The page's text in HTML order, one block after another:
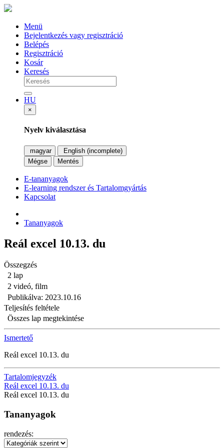
Menü
Bejelentkezés vagy regisztráció
Belépés
Regisztráció
Kosár
Keresés
HU
×
Nyelv kiválasztása
magyar
English (incomplete)
Mégse
Mentés
E-tananyagok
E-learning rendszer és Tartalomgyártás
Kapcsolat
Tananyagok
Reál excel 10.13. du
Összegzés
2 lap
2 videó, film
Publikálva: 2023.10.16
Teljesítés feltétele
Összes lap megtekintése
Ismertető
Reál excel 10.13. du
Tartalomjegyzék
Reál excel 10.13. du
Reál excel 10.13. du
Tananyagok
rendezés: